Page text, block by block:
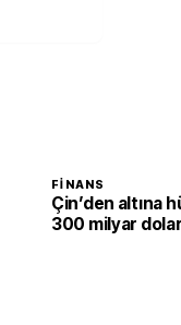
FINANS
Çin’den altına
300 milyar